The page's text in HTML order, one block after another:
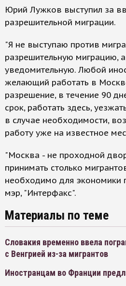
Юрий Лужков выступил за
разрешительной миграции.
"Я не выступаю против
разрешительную миграцию,
уведомительную. Любой
желающий работать в
разрешение, в течение 90
срок, работать здесь,
в случае необходимости,
работу уже на известное
"Москва - не проходной
принимать столько
необходимо для экономики
мэр, "Интерфакс".
Материалы по теме
Словакия временно ввела
с Венгрией из-за мигрантов
Иностранцам во Франции